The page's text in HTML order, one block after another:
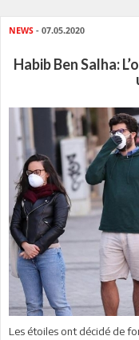
NEWS - 07.05.2020
Habib Ben Salha:
Les étoiles ont décidé de